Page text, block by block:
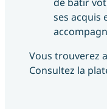
de bâtir
ses acquis
Vous trouverez
Consultez la